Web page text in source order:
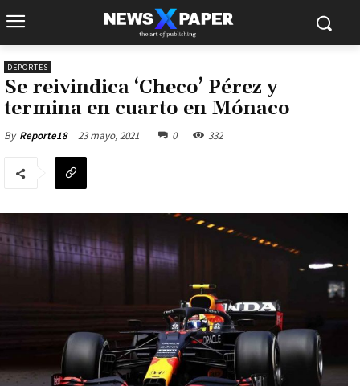
DEPORTES
Se reivindica ‘Checo’ Pérez y
termina en cuarto en Mónaco
By Reporte18 23 mayo, 2021 0 332